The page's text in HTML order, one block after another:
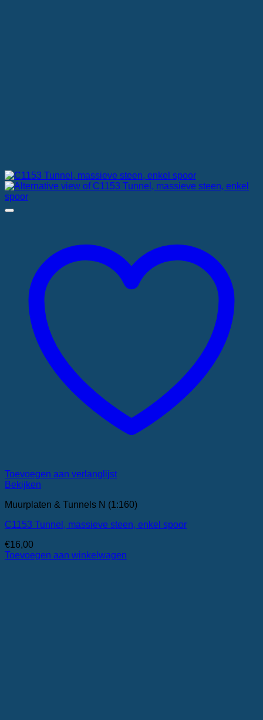
Toevoegen aan verlanglijst
Bekijken
Muurplaten & Tunnels N (1:160)
C1153 Tunnel, massieve steen, enkel spoor
€16,00
Toevoegen aan winkelwagen